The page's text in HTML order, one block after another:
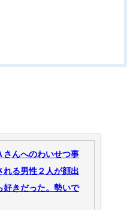
んへのわいせつ事
れる男性２人が顔出
好きだった。勢いで